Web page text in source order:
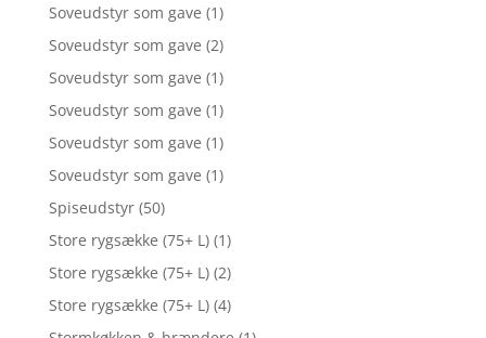
Soveudstyr som gave (1)
Soveudstyr som gave (2)
Soveudstyr som gave (1)
Soveudstyr som gave (1)
Soveudstyr som gave (1)
Soveudstyr som gave (1)
Spiseudstyr (50)
Store rygsække (75+ L) (1)
Store rygsække (75+ L) (2)
Store rygsække (75+ L) (4)